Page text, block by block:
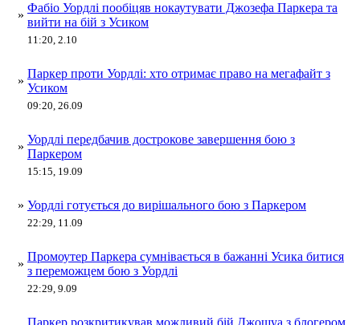
»
Фабіо Уордлі пообіцяв нокаутувати Джозефа Паркера та
вийти на бій з Усиком
11:20, 2.10
»
Паркер проти Уордлі: хто отримає право на мегафайт з
Усиком
09:20, 26.09
»
Уордлі передбачив дострокове завершення бою з
Паркером
15:15, 19.09
» Уордлі готується до вирішального бою з Паркером
22:29, 11.09
»
Промоутер Паркера сумнівається в бажанні Усика битися
з переможцем бою з Уордлі
22:29, 9.09
Паркер розкритикував можливий бій Джошуа з блогером